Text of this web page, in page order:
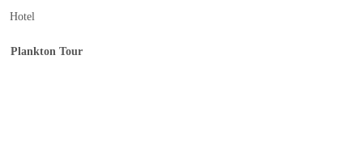
Hotel
Plankton Tour